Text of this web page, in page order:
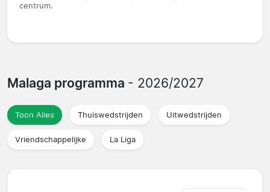
centrum.
Malaga programma - 2026/2027
Toon Alles Thuiswedstrijden Uitwedstrijden
Vriendschappelijke La Liga